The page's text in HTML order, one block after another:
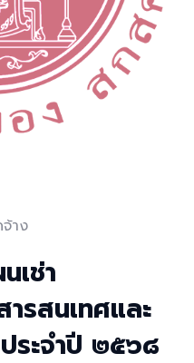
าง
เช่า
รสนเทศและ
ระจำปี ๒๕๖๘